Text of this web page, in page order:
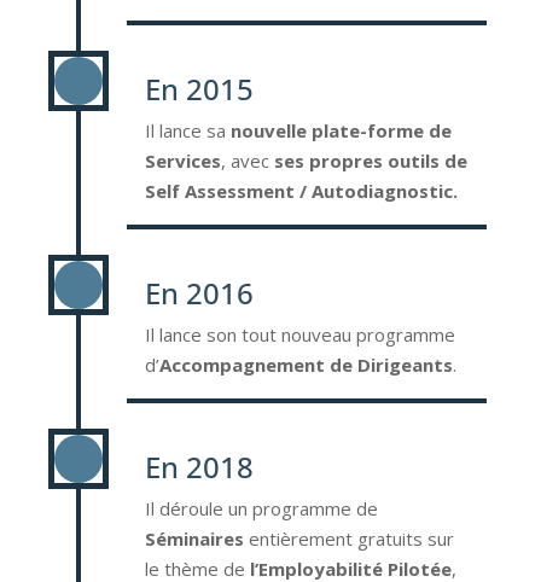
En 2015
Il lance sa nouvelle plate-forme de
Services, avec ses propres outils de
Self Assessment / Autodiagnostic.
En 2016
Il lance son tout nouveau programme
d’Accompagnement de Dirigeants.
En 2018
Il déroule un programme de
Séminaires entièrement gratuits sur
le thème de l’Employabilité Pilotée,